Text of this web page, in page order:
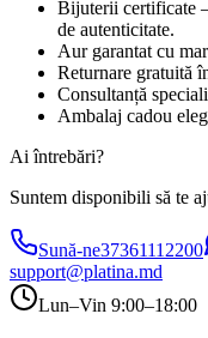
Bijuterii certificate
de autenticitate.
Aur garantat cu
Returnare gratuită
Consultanță
Ambalaj cadou
Ai întrebări?
Suntem disponibili să te
Sună-ne37361112200
support@platina.md
Lun–Vin 9:00–18:00